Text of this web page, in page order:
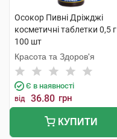
Осокор Пивні Дріжджі
косметичні таблетки 0,5 г
100 шт
Красота та Здоров'я
Є в наявності
від 36.80 грн
КУПИТИ